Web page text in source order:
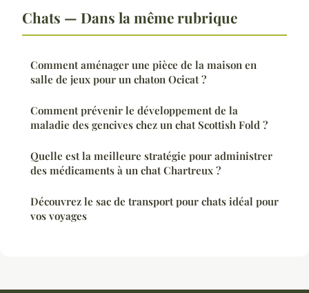
Chats — Dans la même rubrique
Comment aménager une pièce de la maison en
salle de jeux pour un chaton Ocicat ?
Comment prévenir le développement de la
maladie des gencives chez un chat Scottish Fold ?
Quelle est la meilleure stratégie pour administrer
des médicaments à un chat Chartreux ?
Découvrez le sac de transport pour chats idéal pour
vos voyages